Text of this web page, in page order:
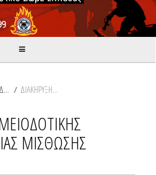
ΠΕ.ΠΥ.Δ. ΔΥΤΙΚΗΣ ΕΛΛΑΔΑΣ / ΔΙΑΚΗΡΥΞΗ ΜΕΙΟΔΟΤΙΚΗΣ ΔΗΜΟΠΡΑΣΙΑΣ ΜΙΣΘΩΣΗΣ ΑΚΙΝΗΤΟΥ
ΜΙΣΘΩΣΗΣ